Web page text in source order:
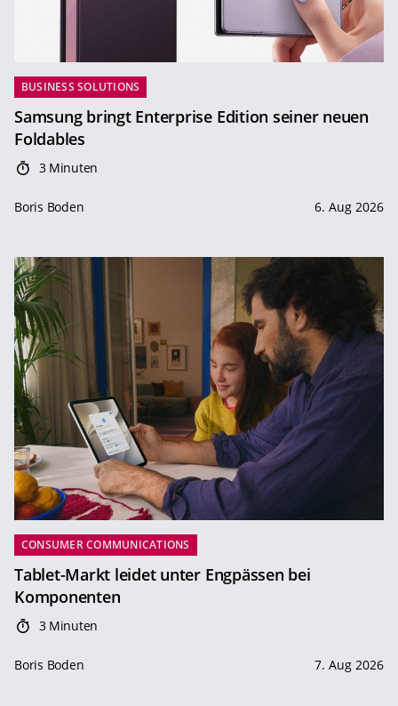
BUSINESS SOLUTIONS
Samsung bringt Enterprise Edition seiner neuen
Foldables
3 Minuten
Boris Boden 6. Aug 2026
CONSUMER COMMUNICATIONS
Tablet-Markt leidet unter Engpässen bei
Komponenten
3 Minuten
Boris Boden 7. Aug 2026